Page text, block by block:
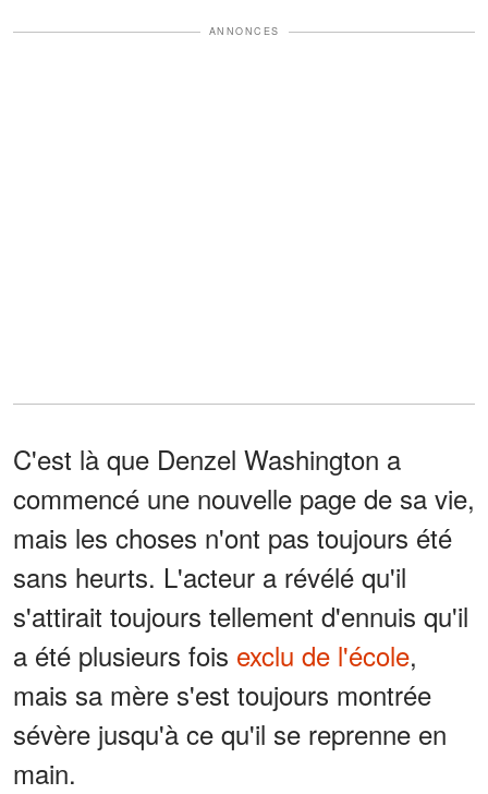
ANNONCES
C'est là que Denzel Washington a
commencé une nouvelle page de sa vie,
mais les choses n'ont pas toujours été
sans heurts. L'acteur a révélé qu'il
s'attirait toujours tellement d'ennuis qu'il
a été plusieurs fois exclu de l'école,
mais sa mère s'est toujours montrée
sévère jusqu'à ce qu'il se reprenne en
main.